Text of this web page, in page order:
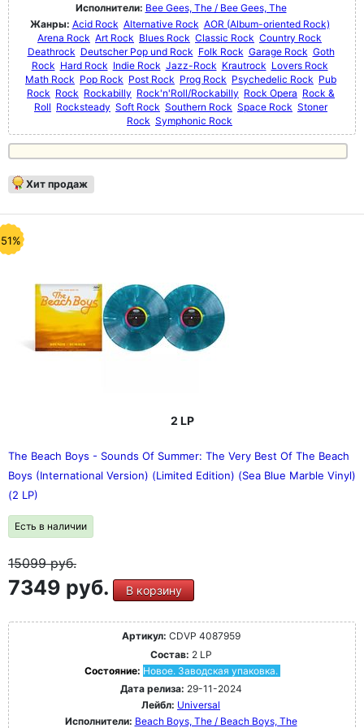
Исполнители: Bee Gees, The / Bee Gees, The
Жанры: Acid Rock Alternative Rock AOR (Album-oriented Rock)
Arena Rock Art Rock Blues Rock Classic Rock Country Rock
Deathrock Deutscher Pop und Rock Folk Rock Garage Rock Goth
Rock Hard Rock Indie Rock Jazz-Rock Krautrock Lovers Rock
Math Rock Pop Rock Post Rock Prog Rock Psychedelic Rock Pub
Rock Rock Rockabilly Rock'n'Roll/Rockabilly Rock Opera Rock &
Roll Rocksteady Soft Rock Southern Rock Space Rock Stoner
Rock Symphonic Rock
Хит продаж
2 LP
The Beach Boys - Sounds Of Summer: The Very Best Of The Beach
Boys (International Version) (Limited Edition) (Sea Blue Marble Vinyl)
(2 LP)
Есть в наличии
15099руб.
7349 руб. В корзину
Артикул: CDVP 4087959
Состав: 2 LP
Состояние: Новое. Заводская упаковка.
Дата релиза: 29-11-2024
Лейбл: Universal
Исполнители: Beach Boys, The / Beach Boys, The